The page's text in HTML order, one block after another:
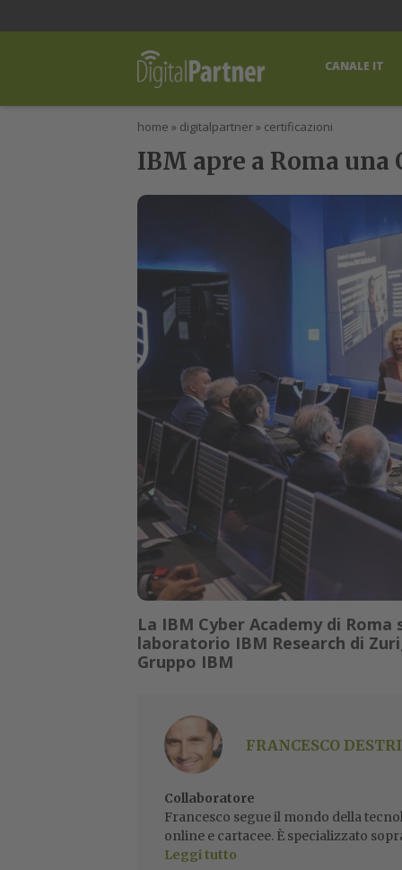
CANALE IT
home » digitalpartner» certificazioni
IBM apre a Roma una
La IBM Cyber Academy di
laboratorio IBM Research di
Gruppo IBM
FRANCESCO DESTRI
Collaboratore
Francesco segue il mondo della
online e cartacee. È specializzato
Leggi tutto